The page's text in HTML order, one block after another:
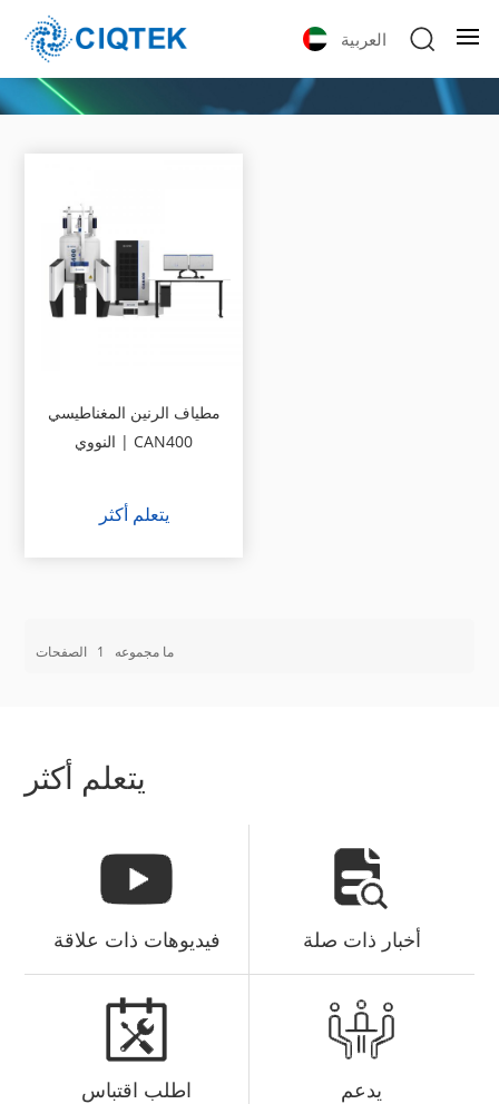
العربية
مطياف الرنين المغناطيسي
النووي | CAN400
يتعلم أكثر
ما مجموعه 1 الصفحات
يتعلم أكثر
فيديوهات ذات علاقة أخبار ذات صلة
اطلب اقتباس يدعم